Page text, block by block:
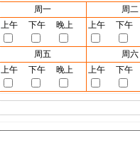
周一
周二
上午
下午 晚上 上午 下午
周五
周六
上午
下午 晚上 上午 下午